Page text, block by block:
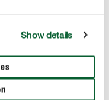
Show details
voet van de plant
lauw, kalkvrij
In de lente en